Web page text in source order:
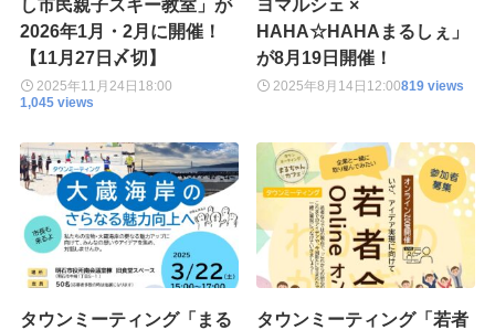
し市民親子スキー教室」が
2026年1月・2月に開催！
【11月27日〆切】
2025年11月24日 18:00
1,045 views
ヨマルシェ ×
HAHA☆HAHAまるしぇ」
が8月19日開催！
2025年8月14日 12:00819 views
タウンミーティング「まる
タウンミーティング「若者